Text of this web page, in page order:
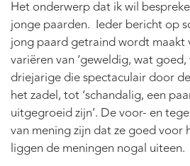
Het onderwerp dat ik wil
jonge paarden. Ieder bericht op
jong paard getraind wordt maakt
variëren van ‘geweldig, wat
driejarige die spectaculair door
het zadel, tot ‘schandalig, een
uitgegroeid zijn’. De voor- en
van mening zijn dat ze goed voor
liggen de meningen nogal uiteen.